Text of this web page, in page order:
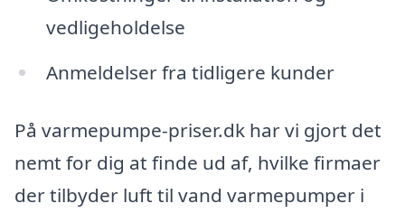
vedligeholdelse
Anmeldelser fra tidligere kunder
På varmepumpe-priser.dk har vi gjort det
nemt for dig at finde ud af, hvilke firmaer
der tilbyder luft til vand varmepumper i